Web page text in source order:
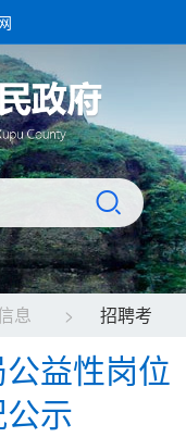
息 >
招聘考
益性岗位
示